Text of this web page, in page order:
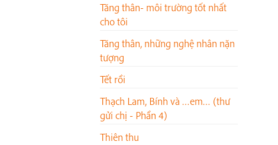
Tăng thân- môi trường tốt nhất
cho tôi
Tăng thân, những nghệ nhân nặn
tượng
Tết rồi
Thạch Lam, Bính và …em… (thư
gửi chị - Phần 4)
Thiên thu